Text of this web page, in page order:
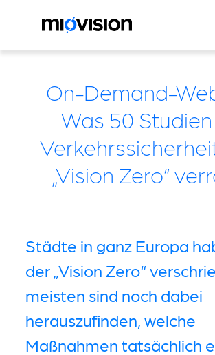
On-Demand-
Was 50
„Vision Zero“
Städte in ganz Europa
der „Vision Zero“
meisten sind noch dabei
herauszufinden, welche
Maßnahmen tatsächlich